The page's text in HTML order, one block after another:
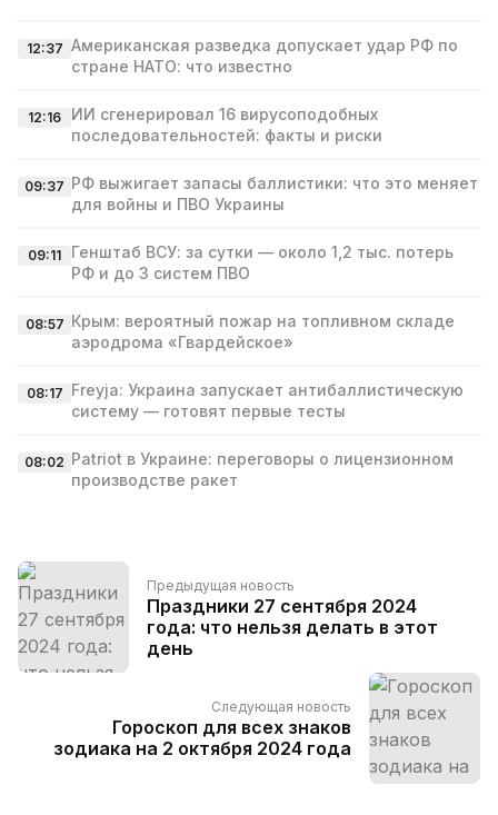
12:37 Американская разведка допускает удар РФ по
стране НАТО: что известно
12:16
ИИ сгенерировал 16 вирусоподобных
последовательностей: факты и риски
09:37 РФ выжигает запасы баллистики: что это меняет
для войны и ПВО Украины
09:11
Генштаб ВСУ: за сутки — около 1,2 тыс. потерь
РФ и до 3 систем ПВО
08:57 Крым: вероятный пожар на топливном складе
аэродрома «Гвардейское»
08:17 Freyja: Украина запускает антибаллистическую
систему — готовят первые тесты
08:02 Patriot в Украине: переговоры о лицензионном
производстве ракет
Предыдущая новость
Праздники 27 сентября 2024
года: что нельзя делать в этот
день
Следующая новость
Гороскоп для всех знаков
зодиака на 2 октября 2024 года